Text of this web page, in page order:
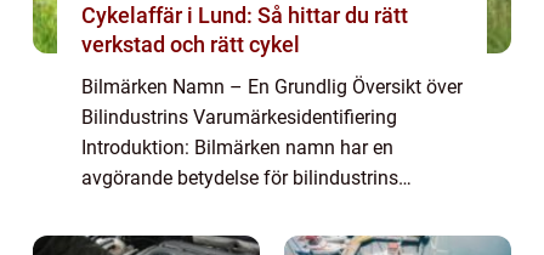
Cykelaffär i Lund: Så hittar du rätt
verkstad och rätt cykel
Bilmärken Namn – En Grundlig Översikt över
Bilindustrins Varumärkesidentifiering
Introduktion: Bilmärken namn har en
avgörande betydelse för bilindustrins
kan biltillverkare differentiera sina produkter